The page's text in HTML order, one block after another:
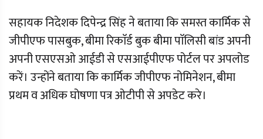
सहायक निदेशक दिपेन्द्र सिंह ने बताया कि समस्त कार्मिक से
जीपीएफ पासबुक, बीमा रिकाॅर्ड बुक बीमा पाॅलिसी बांड अपनी
अपनी एसएसओ आईडी से एसआईपीएफ पोर्टल पर अपलोड
करें। उन्होंने बताया कि कार्मिक जीपीएफ नोमिनेशन, बीमा
प्रथम व अधिक घोषणा पत्र ओटीपी से अपडेट करे।